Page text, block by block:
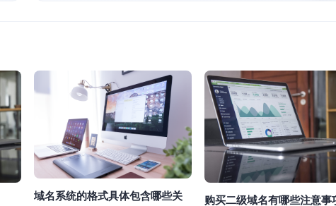
域名系统的格式具体包含哪些关
购买二级域名有哪些注意事